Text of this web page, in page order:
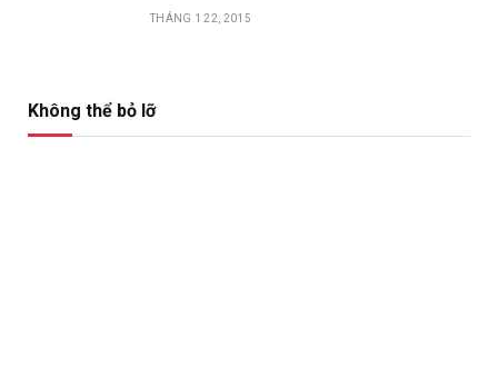
THÁNG 1 22, 2015
Không thể bỏ lỡ